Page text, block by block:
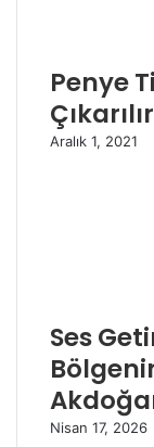
Penye
Aralık 1, 2021
Ses
Nisan 17, 2026